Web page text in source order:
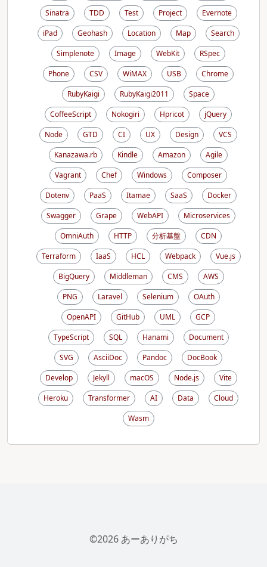
Sinatra
TDD Test Project
Evernote
iPad
Geohash Location Map
Search
Simplenote
Image WebKit
RSpec
Phone
CSV WiMAX USB
Chrome
RubyKaigi
RubyKaigi2011
Space
CoffeeScript
Nokogiri Hpricot
jQuery
Node
GTD CI UX Design
VCS
Kanazawa.rb
Kindle Amazon
Agile
Vagrant
Chef Windows
Composer
Dotenv
PaaS Itamae SaaS
Docker
Swagger
Grape WebAPI
Microservices
OmniAuth
HTTP 分析基盤
CDN
Terraform
IaaS HCL Webpack
Vue.js
BigQuery
Middleman CMS
AWS
PNG
Laravel Selenium
OAuth
OpenAPI
GitHub UML
GCP
TypeScript
SQL Hanami
Document
SVG
AsciiDoc Pandoc
DocBook
Develop
Jekyll macOS Node.js
Vite
Heroku
Transformer AI Data
Cloud
Wasm
©2026 あーありがち